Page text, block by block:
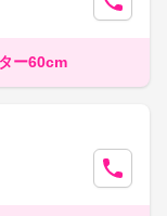
ー60cm